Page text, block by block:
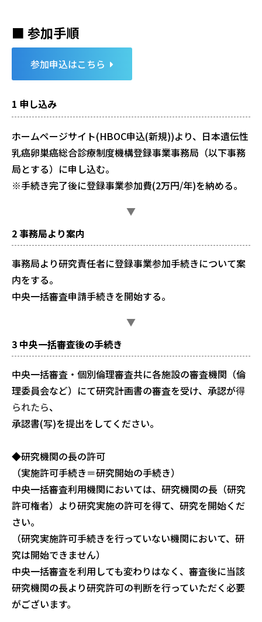
■ 参加手順
参加申込はこちら
1 申し込み
ホームページサイト(HBOC申込(新規))より、日本遺伝性
乳癌卵巣癌総合診療制度機構登録事業事務局（以下事務
局とする）に申し込む。
※手続き完了後に登録事業参加費(2万円/年)を納める。
▼
2 事務局より案内
事務局より研究責任者に登録事業参加手続きについて案
内をする。
中央一括審査申請手続きを開始する。
▼
3 中央一括審査後の手続き
中央一括審査・個別倫理審査共に各施設の審査機関（倫
理委員会など）にて研究計画書の審査を受け、承認が得
られたら、
承認書(写)を提出をしてください。
◆研究機関の長の許可
（実施許可手続き＝研究開始の手続き）
中央一括審査利用機関においては、研究機関の長（研究
許可権者）より研究実施の許可を得て、研究を開始くだ
さい。
（研究実施許可手続きを行っていない機関において、研
究は開始できません）
中央一括審査を利用しても変わりはなく、審査後に当該
研究機関の長より研究許可の判断を行っていただく必要
がございます。